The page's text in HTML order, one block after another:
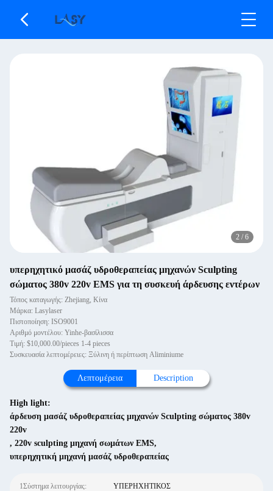
2 / 6
υπερηχητικό μασάζ υδροθεραπείας μηχανών Sculpting
σώματος 380v 220v EMS για τη συσκευή άρδευσης εντέρων
Τόπος καταγωγής: Zhejiang, Κίνα
Μάρκα: Lasylaser
Πιστοποίηση: ISO9001
Αριθμό μοντέλου: Yinhe-βασίλισσα
Τιμή: $10,000.00/pieces 1-4 pieces
Συσκευασία λεπτομέρειες: Ξύλινη ή περίπτωση Aliminiume
Λεπτομέρεια Description
High light:
άρδευση μασάζ υδροθεραπείας μηχανών Sculpting σώματος 380v
220v
, 220v sculpting μηχανή σωμάτων EMS,
υπερηχητική μηχανή μασάζ υδροθεραπείας
1Σύστημα λειτουργίας: ΥΠΕΡΗΧΗΤΙΚΟΣ